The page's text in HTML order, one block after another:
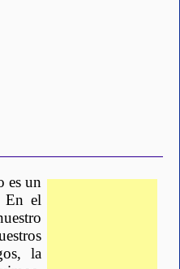
es un
En el
la